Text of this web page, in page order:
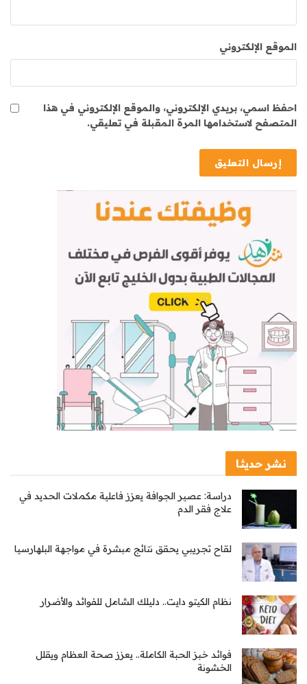
الموقع الإلكتروني
احفظ اسمي، بريدي الإلكتروني، والموقع الإلكتروني في هذا
المتصفح لاستخدامها المرة المقبلة في تعليقي.
نشر حديثا
دراسة: عصير الجوافة يعزز فاعلية مكملات الحديد في
علاج فقر الدم
لقاح تجريبي يحقق نتائج مبشرة في مواجهة البلهارسيا
نظام الكيتو دايت.. دليلك الشامل للفوائد والأضرار
فوائد خبز الحبة الكاملة.. يعزز صحة العظام ويقلل
الخشونة